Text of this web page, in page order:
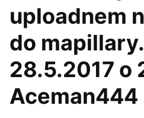
uploadnem
do
28.5.2017 o